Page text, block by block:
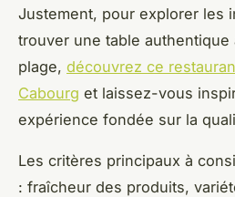
Justement, pour explorer les
trouver une table authentique
plage, découvrez ce
Cabourg et laissez-vous
expérience fondée sur la
Les critères principaux à
: fraîcheur des produits,